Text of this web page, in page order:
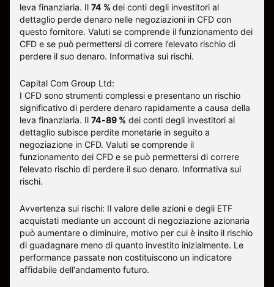
leva finanziaria. Il 74 % dei conti degli investitori al
dettaglio perde denaro nelle negoziazioni in CFD con
questo fornitore. Valuti se comprende il funzionamento dei
CFD e se può permettersi di correre l’elevato rischio di
perdere il suo denaro. Informativa sui rischi.
Capital Com Group Ltd:
I CFD sono strumenti complessi e presentano un rischio
significativo di perdere denaro rapidamente a causa della
leva finanziaria. Il 74-89 % dei conti degli investitori al
dettaglio subisce perdite monetarie in seguito a
negoziazione in CFD. Valuti se comprende il
funzionamento dei CFD e se può permettersi di correre
l’elevato rischio di perdere il suo denaro. Informativa sui
rischi.
Avvertenza sui rischi: Il valore delle azioni e degli ETF
acquistati mediante un account di negoziazione azionaria
può aumentare o diminuire, motivo per cui è insito il rischio
di guadagnare meno di quanto investito inizialmente. Le
performance passate non costituiscono un indicatore
affidabile dell'andamento futuro.